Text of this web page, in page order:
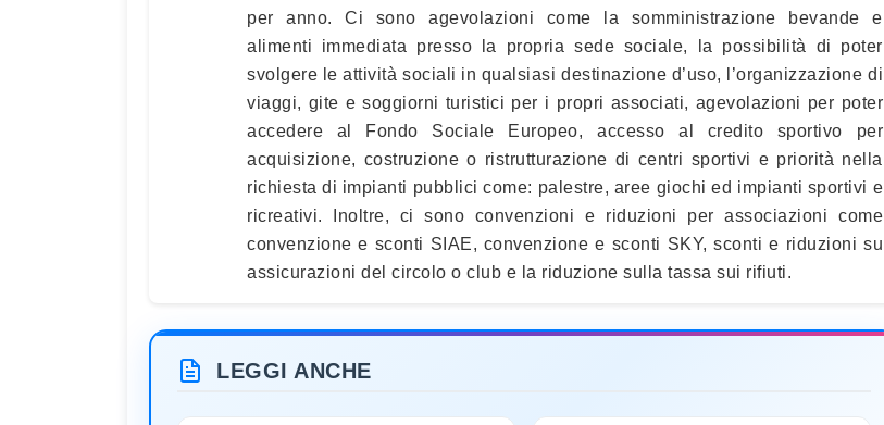
per anno. Ci sono agevolazioni come la somministrazione bevande e
alimenti immediata presso la propria sede sociale, la possibilità di poter
svolgere le attività sociali in qualsiasi destinazione d’uso, l’organizzazione di
viaggi, gite e soggiorni turistici per i propri associati, agevolazioni per poter
accedere al Fondo Sociale Europeo, accesso al credito sportivo per
acquisizione, costruzione o ristrutturazione di centri sportivi e priorità nella
richiesta di impianti pubblici come: palestre, aree giochi ed impianti sportivi e
ricreativi. Inoltre, ci sono convenzioni e riduzioni per associazioni come
convenzione e sconti SIAE, convenzione e sconti SKY, sconti e riduzioni su
assicurazioni del circolo o club e la riduzione sulla tassa sui rifiuti.
LEGGI ANCHE